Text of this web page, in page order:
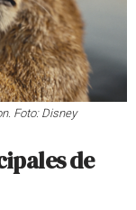
Foto: Disney
de